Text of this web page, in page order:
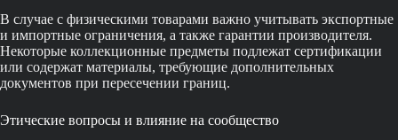
В случае с физическими товарами важно учитывать экспортные
и импортные ограничения, а также гарантии производителя.
Некоторые коллекционные предметы подлежат сертификации
или содержат материалы, требующие дополнительных
документов при пересечении границ.
Этические вопросы и влияние на сообщество